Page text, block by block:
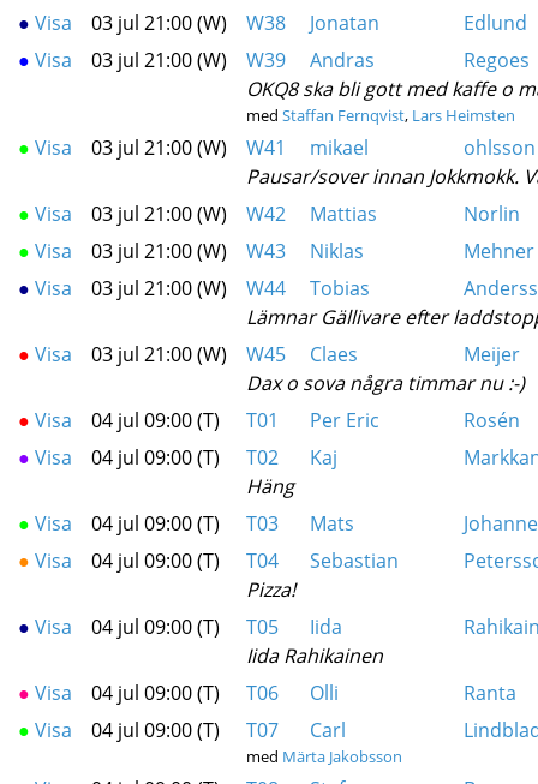
● Visa 03 jul 21:00 (W) W38 Jonatan
Edlund
● Visa 03 jul 21:00 (W) W39 Andras
Regoes
OKQ8 ska bli gott med kaffe o
med Staffan Fernqvist, Lars Heimsten
● Visa 03 jul 21:00 (W) W41 mikael
ohlsson
Pausar/sover innan Jokkmokk.
● Visa 03 jul 21:00 (W) W42 Mattias
Norlin
● Visa 03 jul 21:00 (W) W43 Niklas
Mehner
● Visa 03 jul 21:00 (W) W44 Tobias
Lämnar Gällivare efter
● Visa 03 jul 21:00 (W) W45 Claes
Meijer
Dax o sova några timmar nu :-)
● Visa 04 jul 09:00 (T) T01 Per Eric
Rosén
● Visa 04 jul 09:00 (T) T02 Kaj
Häng
● Visa 04 jul 09:00 (T) T03 Mats
● Visa 04 jul 09:00 (T) T04 Sebastian
Pizza!
● Visa 04 jul 09:00 (T) T05 Iida
Iida Rahikainen
● Visa 04 jul 09:00 (T) T06 Olli
Ranta
● Visa 04 jul 09:00 (T) T07 Carl
med Märta Jakobsson